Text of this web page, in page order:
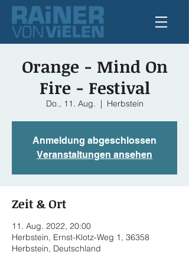
Orange - Mind On
Fire - Festival
Do., 11. Aug.
  |
Herbstein
Anmeldung abgeschlossen
Veranstaltungen ansehen
Zeit & Ort
11. Aug. 2022, 20:00
Herbstein, Ernst-Klotz-Weg 1, 36358
Herbstein, Deutschland